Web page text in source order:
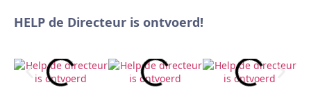
HELP de Directeur is ontvoerd!